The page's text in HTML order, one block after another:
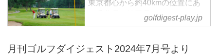
東京都心から約40kmの位置にあ
り千葉県、埼玉県からのアクセス
も良好。平成29年の圏央道・坂東
まりました（坂東インターからわ
golfdigest-play.jp
月刊ゴルフダイジェスト2024年7月号より